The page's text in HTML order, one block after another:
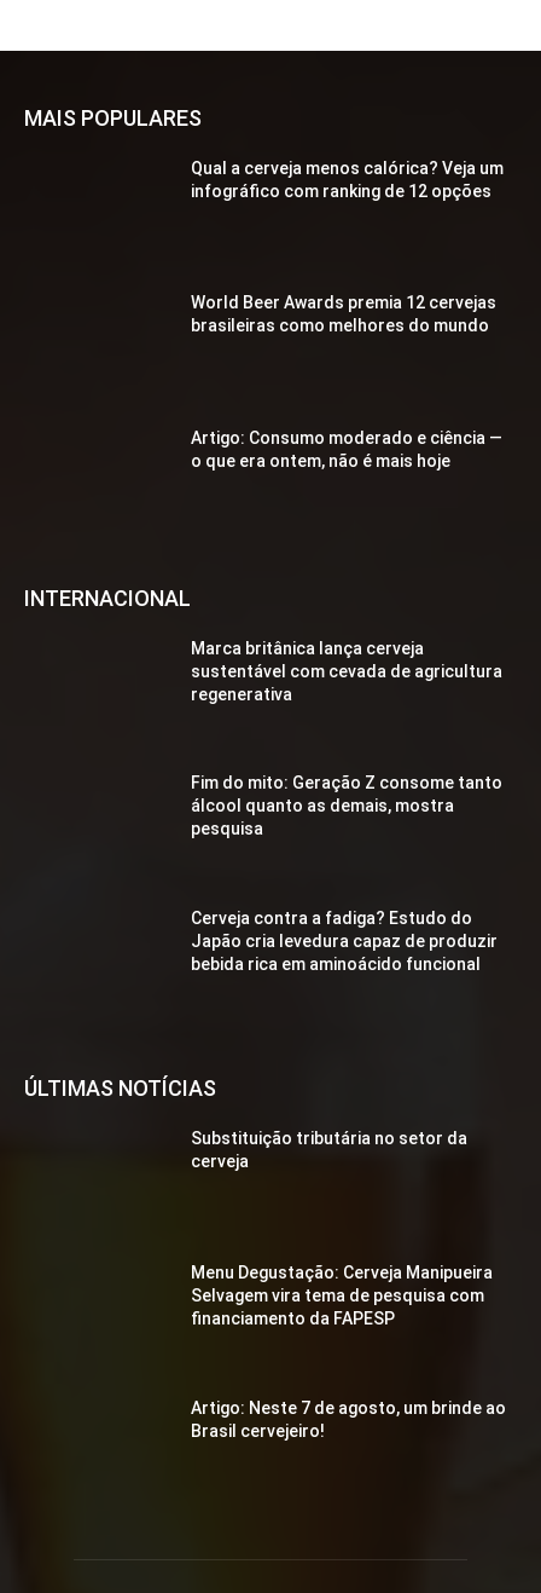
MAIS POPULARES
Qual a cerveja menos calórica? Veja um
infográfico com ranking de 12 opções
World Beer Awards premia 12 cervejas
brasileiras como melhores do mundo
Artigo: Consumo moderado e ciência —
o que era ontem, não é mais hoje
INTERNACIONAL
Marca britânica lança cerveja
sustentável com cevada de agricultura
regenerativa
Fim do mito: Geração Z consome tanto
álcool quanto as demais, mostra
pesquisa
Cerveja contra a fadiga? Estudo do
Japão cria levedura capaz de produzir
bebida rica em aminoácido funcional
ÚLTIMAS NOTÍCIAS
Substituição tributária no setor da
cerveja
Menu Degustação: Cerveja Manipueira
Selvagem vira tema de pesquisa com
financiamento da FAPESP
Artigo: Neste 7 de agosto, um brinde ao
Brasil cervejeiro!